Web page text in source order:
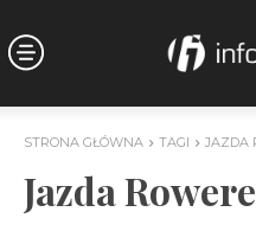
STRONA GŁÓWNA TAGI JAZDA
Jazda